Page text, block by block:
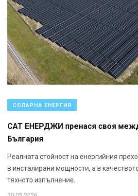
СОЛАРНА ЕНЕРГИЯ
САТ ЕНЕРДЖИ пренася своя
България
Реалната стойност на енергийния
в инсталирани мощности, а в
тяхното изпълнение.